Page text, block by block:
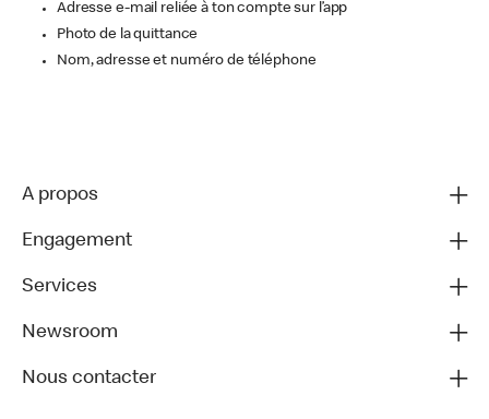
Adresse e-mail reliée à ton compte sur l’app
Photo de la quittance
Nom, adresse et numéro de téléphone
A propos
Engagement
Services
Newsroom
Nous contacter